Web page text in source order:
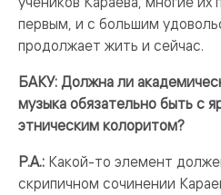
первым, и с большим
продолжает жить и сейчас.
БАКУ: Должна ли
музыка обязательно быть с
этническим колоритом?
Р.А.: Какой-то элемент
скрипичном сочинении